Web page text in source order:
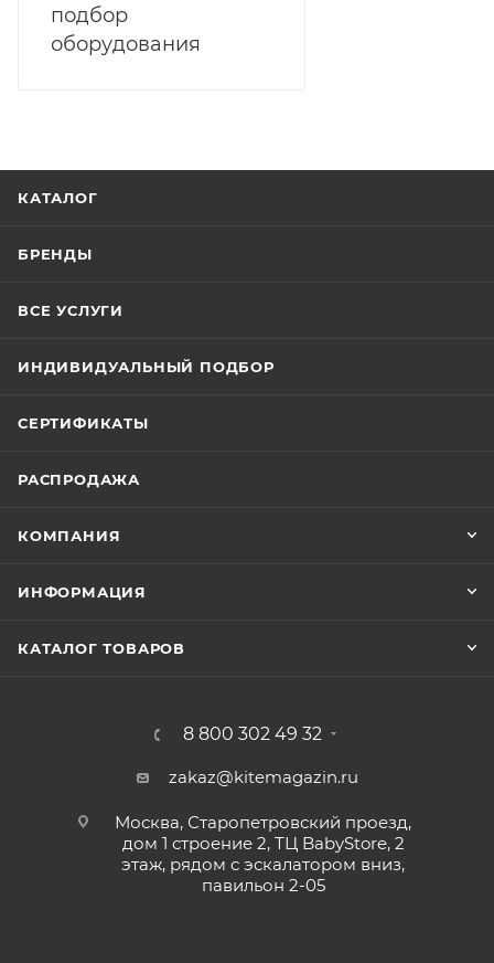
подбор
оборудования
КАТАЛОГ
БРЕНДЫ
ВСЕ УСЛУГИ
ИНДИВИДУАЛЬНЫЙ ПОДБОР
СЕРТИФИКАТЫ
РАСПРОДАЖА
КОМПАНИЯ
ИНФОРМАЦИЯ
КАТАЛОГ ТОВАРОВ
8 800 302 49 32
zakaz@kitemagazin.ru
Москва, Старопетровский проезд,
дом 1 строение 2, ТЦ BabyStore, 2
этаж, рядом с эскалатором вниз,
павильон 2-05